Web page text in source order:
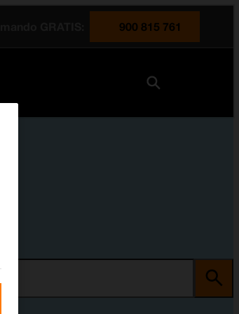
900 815 761